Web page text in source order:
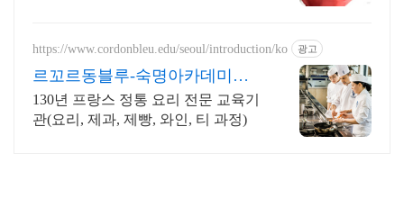
https://www.cordonbleu.edu/seoul/introduction/ko 광고
르꼬르동블루-숙명아카데미
2026년 4학기 신입생모집
130년 프랑스 정통 요리 전문 교육기
관(요리, 제과, 제빵, 와인, 티 과정)